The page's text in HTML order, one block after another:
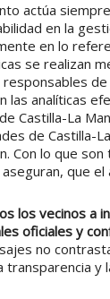
actúa
en la
en lo
se realizan
las analíticas
Castilla-La
de Castilla-
Con lo que
que
los vecinos a
oficiales y
no
transparencia y